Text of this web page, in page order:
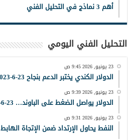
أهم 3 نماذج في التحليل الفني
التحليل الفني اليومي
23 يونيو, 2026 9:45 ص
الدولار الكندي يختبر الدعم بنجاح 23-6-2023
23 يونيو, 2026 9:39 ص
الدولار يواصل الضغط على الباوند… 23-6-2026
23 يونيو, 2026 9:31 ص
النفط يحاول الإرتداد ضمن الإتجاة الهابط 23-6-2026